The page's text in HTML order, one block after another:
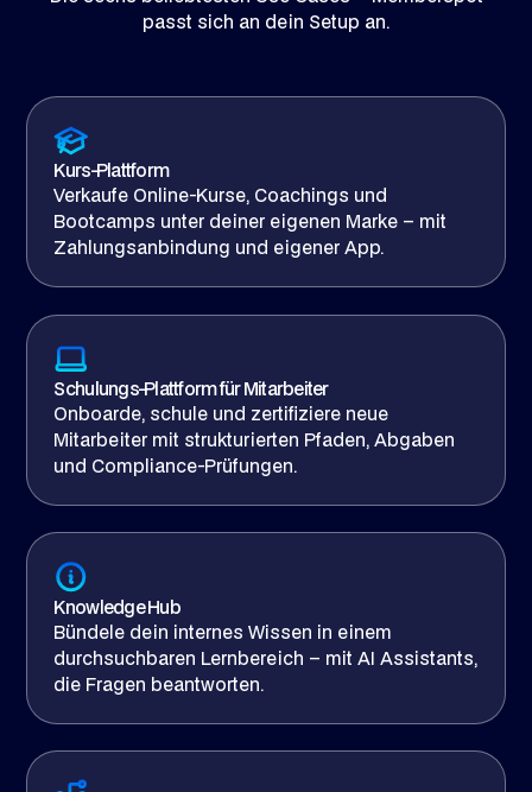
passt sich an dein Setup an.
Kurs-Plattform
Verkaufe Online-Kurse, Coachings und
Bootcamps unter deiner eigenen Marke – mit
Zahlungsanbindung und eigener App.
Schulungs-Plattform für Mitarbeiter
Onboarde, schule und zertifiziere neue
Mitarbeiter mit strukturierten Pfaden, Abgaben
und Compliance-Prüfungen.
Knowledge Hub
Bündele dein internes Wissen in einem
durchsuchbaren Lernbereich – mit AI Assistants,
die Fragen beantworten.